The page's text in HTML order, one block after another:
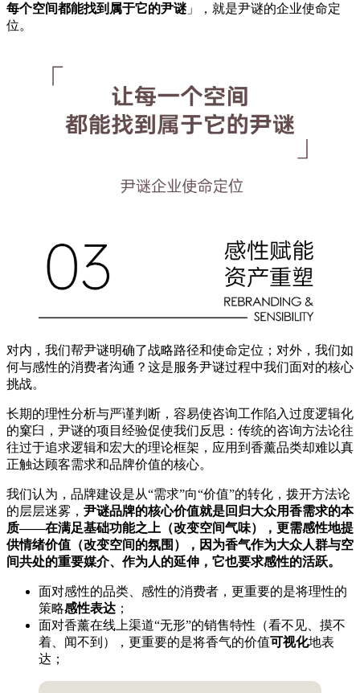
每个空间都能找到属于它的尹谜」，就是尹谜的企业使命定
位。
对内，我们帮尹谜明确了战略路径和使命定位；对外，我们如
何与感性的消费者沟通？这是服务尹谜过程中我们面对的核心
挑战。
长期的理性分析与严谨判断，容易使咨询工作陷入过度逻辑化
的窠臼，尹谜的项目经验促使我们反思：传统的咨询方法论往
往过于追求逻辑和宏大的理论框架，应用到香薰品类却难以真
正触达顾客需求和品牌价值的核心。
我们认为，品牌建设是从“需求”向“价值”的转化，拨开方法论
的层层迷雾， 尹谜品牌的核心价值就是回归大众用香需求的本
质——在满足基础功能之上（改变空间气味），更需感性地提
供情绪价值（改变空间的氛围），因为香气作为大众人群与空
间共处的重要媒介、作为人的延伸，它也要求感性的活跃。
面对感性的品类、感性的消费者，更重要的是将理性的
策略感性表达 ；
面对香薰在线上渠道“无形”的销售特性（看不见、摸不
着、闻不到），更重要的是将香气的价值可视化地表
达；